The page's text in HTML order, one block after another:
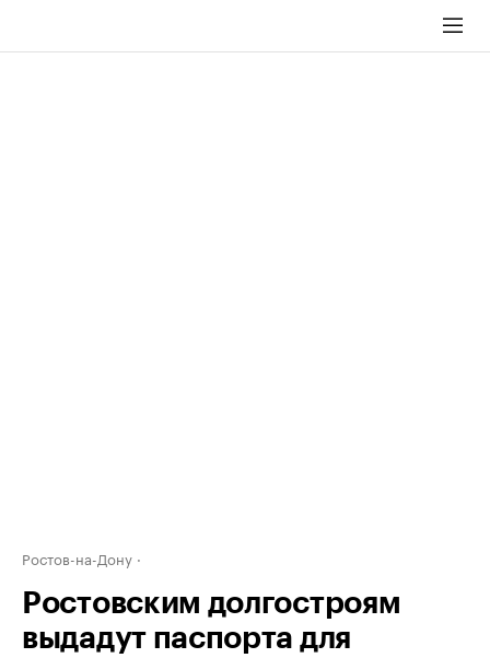
Ростов-на-Дону
Ростовским долгостроям
выдадут паспорта для